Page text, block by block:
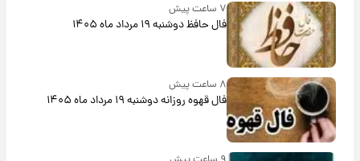
۷ ساعت پیش
فال حافظ دوشنبه ۱۹ مرداد ماه ۱۴۰۵
۸ ساعت پیش
فال قهوه روزانه دوشنبه ۱۹ مرداد ماه ۱۴۰۵